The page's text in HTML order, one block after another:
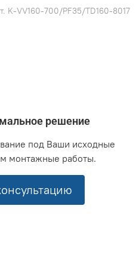
K-VV160-700/PF35/TD160-8017
решение
под Ваши исходные
монтажные работы.